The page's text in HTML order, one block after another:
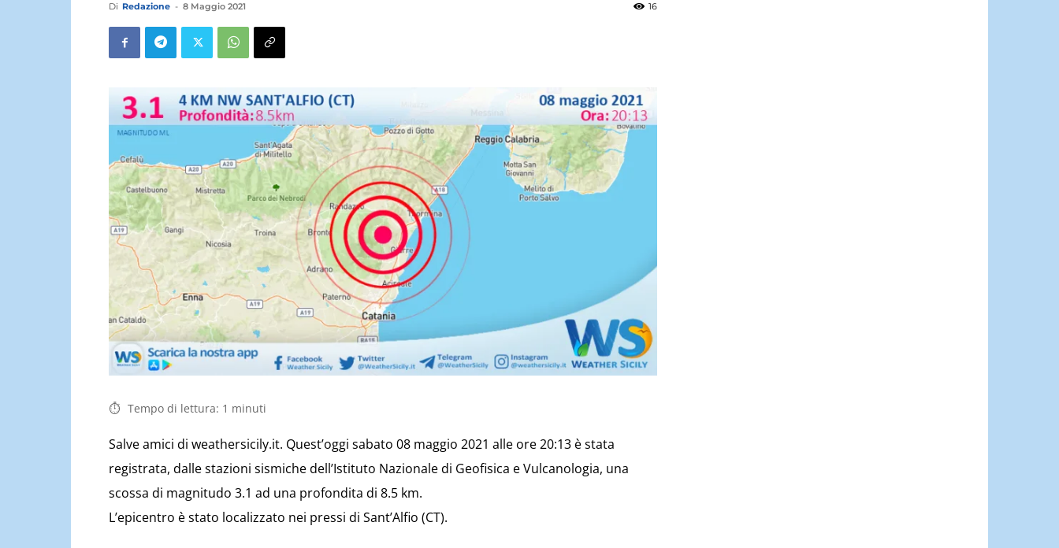
Weather
Di Redazione - 8 Maggio 2021 16
Tempo di lettura: 1 minuti
Salve amici di weathersicily.it. Quest’oggi sabato 08 maggio 2021 alle ore 20:13 è stata
registrata, dalle stazioni sismiche dell’Istituto Nazionale di Geofisica e Vulcanologia, una
scossa di magnitudo 3.1 ad una profondita di 8.5 km.
L’epicentro è stato localizzato nei pressi di Sant’Alfio (CT).